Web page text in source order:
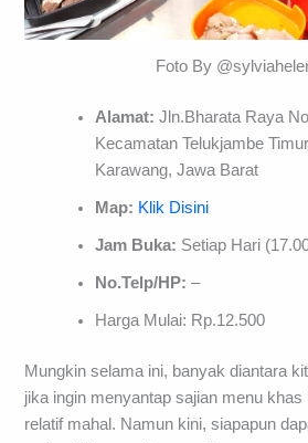
Foto By
Alamat: Jln.Bharata Raya
Kecamatan Telukjambe
Karawang, Jawa Barat
Map: Klik Disini
Jam Buka: Setiap Hari
No.Telp/HP: –
Harga Mulai: Rp.12.500
Mungkin selama ini, banyak diantara
jika ingin menyantap sajian menu
relatif mahal. Namun kini, siapapun